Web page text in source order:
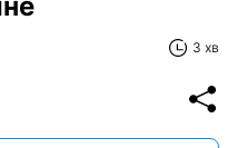
3 хв